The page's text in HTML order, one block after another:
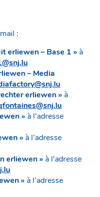
:
erliewen – Base 1 » à
– Media
erliewen » à
» à l’adresse
» à l’adresse
erliewen » à l’adresse
» à l’adresse